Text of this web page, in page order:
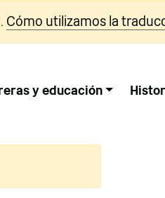
Cómo utilizamos la
y educación